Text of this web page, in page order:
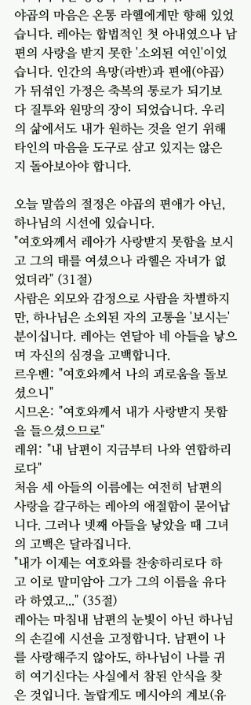
야곱의 마음은 온통 라헬에게만 향해 있었
습니다. 레아는 합법적인 첫 아내였으나 남
편의 사랑을 받지 못한 '소외된 여인'이었
습니다. 인간의 욕망(라반)과 편애(야곱)
가 뒤섞인 가정은 축복의 통로가 되기보
다 질투와 원망의 장이 되었습니다. 우리
의 삶에서도 내가 원하는 것을 얻기 위해
타인의 마음을 도구로 삼고 있지는 않은
지 돌아보아야 합니다.
오늘 말씀의 절정은 야곱의 편애가 아닌,
하나님의 시선에 있습니다.
"여호와께서 레아가 사랑받지 못함을 보시
고 그의 태를 여셨으나 라헬은 자녀가 없
었더라" (31절)
사람은 외모와 감정으로 사람을 차별하지
만, 하나님은 소외된 자의 고통을 '보시는'
분이십니다. 레아는 연달아 네 아들을 낳으
며 자신의 심경을 고백합니다.
르우벤: "여호와께서 나의 괴로움을 돌보
셨으니"
시므온: "여호와께서 내가 사랑받지 못함
을 들으셨으므로"
레위: "내 남편이 지금부터 나와 연합하리
로다"
처음 세 아들의 이름에는 여전히 남편의
사랑을 갈구하는 레아의 애절함이 묻어납
니다. 그러나 넷째 아들을 낳았을 때 그녀
의 고백은 달라집니다.
"내가 이제는 여호와를 찬송하리로다 하
고 이로 말미암아 그가 그의 이름을 유다
라 하였고..." (35절)
레아는 마침내 남편의 눈빛이 아닌 하나님
의 손길에 시선을 고정합니다. 남편이 나
를 사랑해주지 않아도, 하나님이 나를 귀
히 여기신다는 사실에서 참된 안식을 찾
은 것입니다. 놀랍게도 메시아의 계보(유